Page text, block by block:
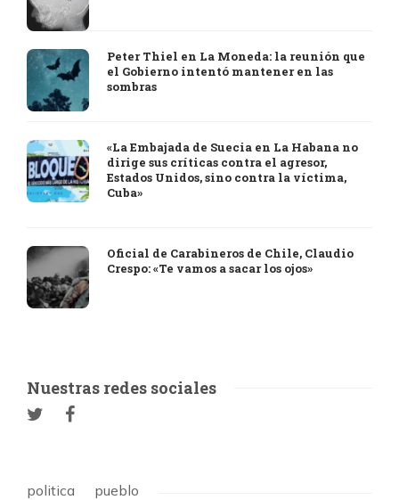
Peter Thiel en La Moneda: la reunión que
el Gobierno intentó mantener en las
sombras
«La Embajada de Suecia en La Habana no
dirige sus críticas contra el agresor,
Estados Unidos, sino contra la víctima,
Cuba»
Oficial de Carabineros de Chile, Claudio
Crespo: «Te vamos a sacar los ojos»
Nuestras redes sociales
politica pueblo